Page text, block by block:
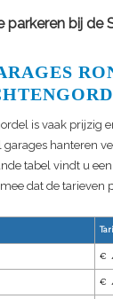
parkeren bij de
is vaak prijzig
garages hanteren
tabel vindt u
dat de tarieven
€
€